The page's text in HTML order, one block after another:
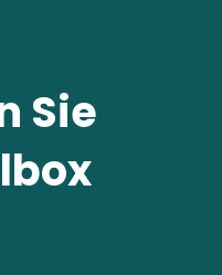
Sie